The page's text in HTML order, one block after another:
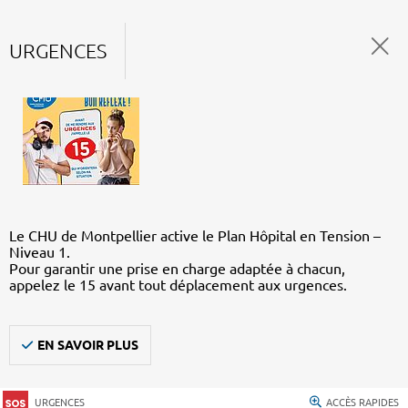
URGENCES
Le CHU de Montpellier active le Plan Hôpital en Tension –
Niveau 1.
Pour garantir une prise en charge adaptée à chacun,
appelez le 15 avant tout déplacement aux urgences.
EN SAVOIR PLUS
URGENCES ACCÈS RAPIDES